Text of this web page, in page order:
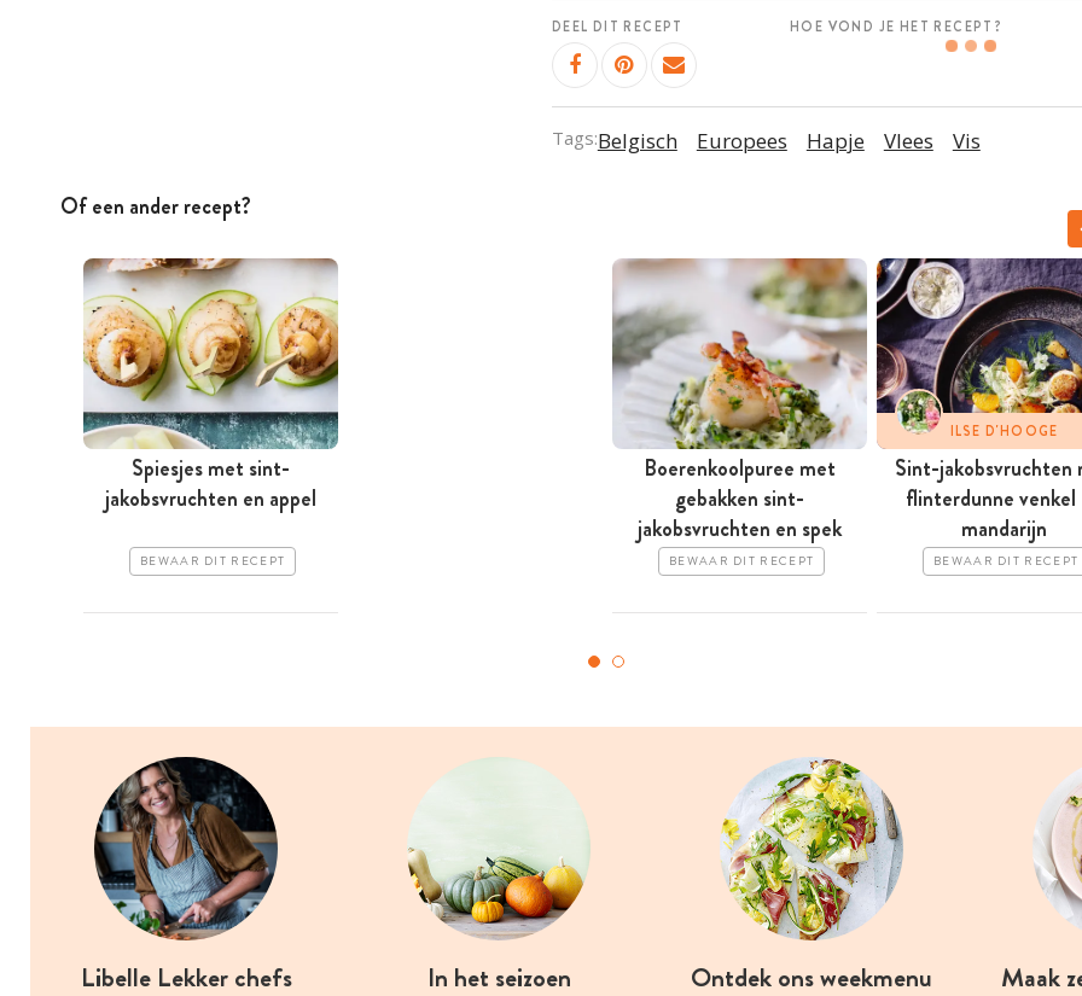
DEEL DIT RECEPT HOE VOND JE HET RECEPT?
Tags:Belgisch Europees Hapje Vlees Vis
Of een ander recept?
Spiesjes met sint-
jakobsvruchten en appel
BEWAAR DIT RECEPT
Boerenkoolpuree met
gebakken sint-
jakobsvruchten en spek
BEWAAR DIT RECEPT
ILSE D'HOOGE
Sint-jakobsvruchten
flinterdunne venkel
mandarijn
BEWAAR DIT RECEPT
Libelle Lekker chefs In het seizoen Ontdek ons weekmenu Maak